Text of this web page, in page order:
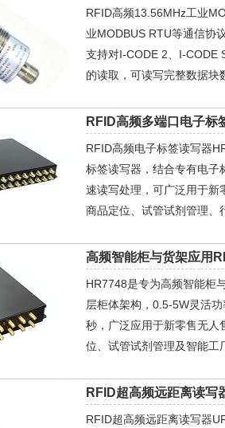
RFID高频13.56MHz工业
业MODBUS RTU等通信协
支持对I-CODE 2、I-CODE
的读取，可读写完整数据
RFID高频多端口电子标
RFID高频电子标签读写器
标签读写器，结合专有电子
速读写处理，可广泛用于新
商品定位、试管试剂管理、
高频智能柜与货架应用
HR7748是专为高频智能柜
层柜体架构，0.5-5W灵活
秒，广泛应用于新零售无人
位、试管试剂管理及智能工
RFID超高频远距离读写
RFID超高频远距离读写器